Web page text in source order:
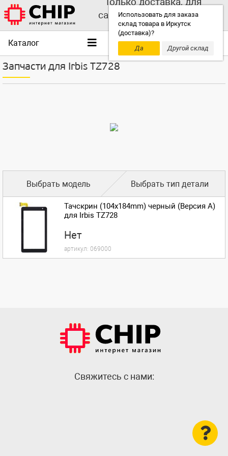
Использовать для заказа
склад товара в Иркутск
(доставка)?
Да
Другой склад
самовывоза выбирайте
другой склад!
Каталог
Запчасти для Irbis TZ728
Выбрать модель Выбрать тип детали
Тачскрин (104x184mm) черный (Версия A)
для Irbis TZ728
Нет
артикул: 069000
Cвяжитесь с нами: